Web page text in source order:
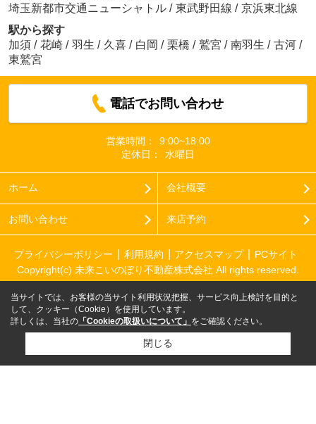
埼玉新都市交通ニューシャトル / 東武野田線 / 京浜東北線
駅から探す
加須 / 花崎 / 羽生 / 久喜 / 白岡 / 栗橋 / 鷲宮 / 南羽生 / 古河 /
東鷲宮
電話でお問い合わせ
営業時間：
9:00~18:00
定休日：
水曜日
ホーム 会社概要
お問い合わせ 来店予約
プライバシーポリシー 利用規約 アクセスマップ
PCサイト
Copyright(c) 未来こいのぼり不動産株式会社 All rights reserved.
当サイトでは、お客様の当サイト利用状況把握、サービス向上検討を目的と
して、クッキー（Cookie）を使用しています。
詳しくは、当社の 「Cookieの取扱いについて」 をご確認ください。
閉じる